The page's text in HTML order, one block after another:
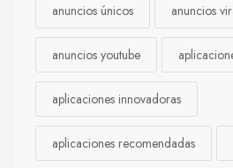
anuncios únicos anuncios
anuncios youtube
aplicaciones innovadoras
aplicaciones recomendadas